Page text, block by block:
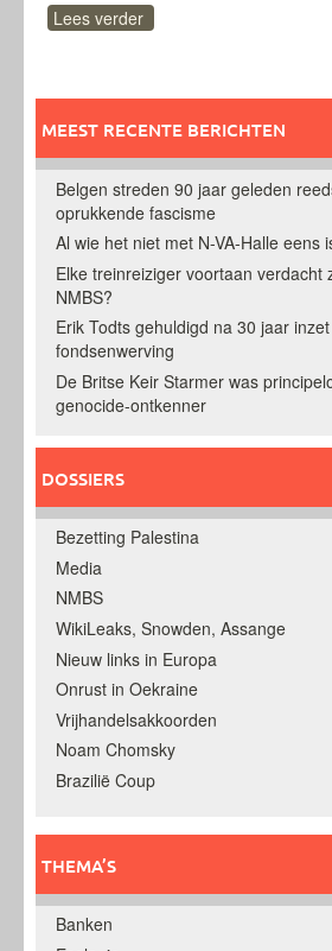
Lees verder
MEEST RECENTE BERICHTEN
Belgen streden 90 jaar geleden
oprukkende fascisme
Al wie het niet met N-VA-Halle eens
Elke treinreiziger voortaan verdacht
NMBS?
Erik Todts gehuldigd na 30 jaar
fondsenwerving
De Britse Keir Starmer was
genocide-ontkenner
DOSSIERS
Bezetting Palestina
Media
NMBS
WikiLeaks, Snowden, Assange
Nieuw links in Europa
Onrust in Oekraine
Vrijhandelsakkoorden
Noam Chomsky
Brazilië Coup
THEMA’S
Banken